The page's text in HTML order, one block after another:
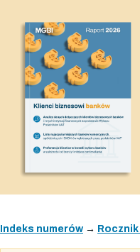
Indeks numerów → Rocznik